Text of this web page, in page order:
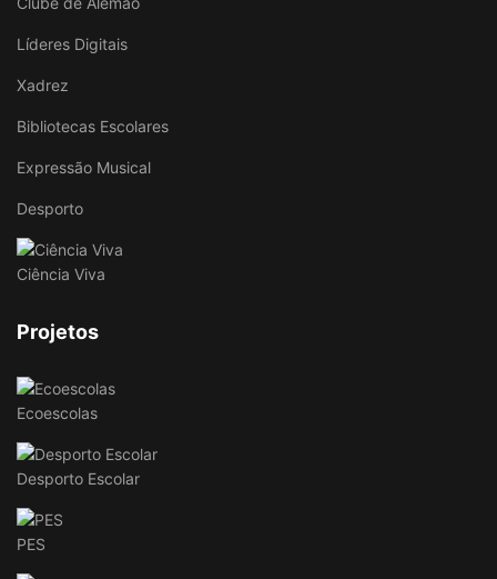
Líderes Digitais
Xadrez
Bibliotecas Escolares
Expressão Musical
Desporto
Ciência Viva
Projetos
Ecoescolas
Desporto Escolar
PES